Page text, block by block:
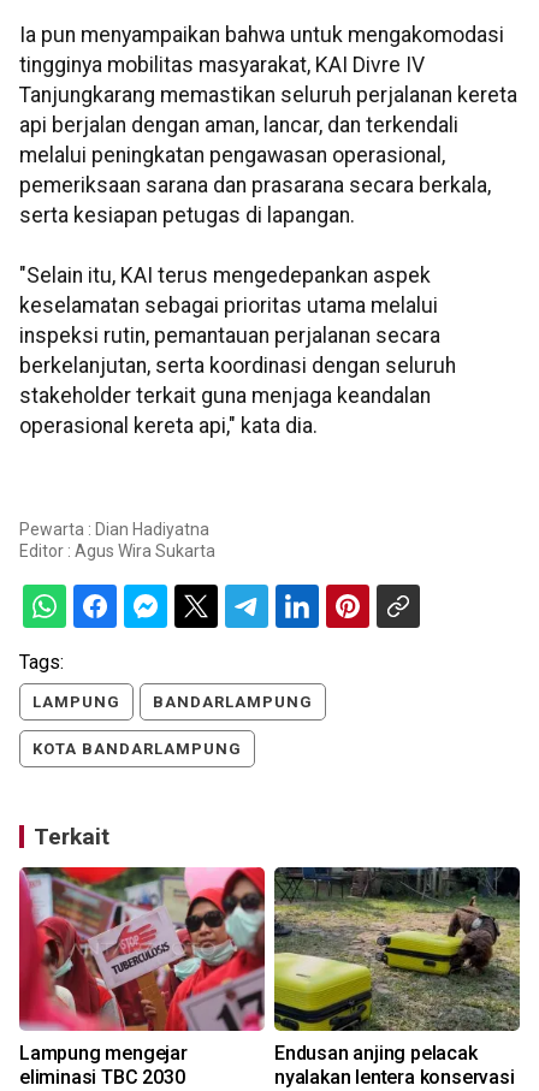
Ia pun menyampaikan bahwa untuk mengakomodasi
tingginya mobilitas masyarakat, KAI Divre IV
Tanjungkarang memastikan seluruh perjalanan kereta
api berjalan dengan aman, lancar, dan terkendali
melalui peningkatan pengawasan operasional,
pemeriksaan sarana dan prasarana secara berkala,
serta kesiapan petugas di lapangan.
"Selain itu, KAI terus mengedepankan aspek
keselamatan sebagai prioritas utama melalui
inspeksi rutin, pemantauan perjalanan secara
berkelanjutan, serta koordinasi dengan seluruh
stakeholder terkait guna menjaga keandalan
operasional kereta api," kata dia.
Pewarta : Dian Hadiyatna
Editor : Agus Wira Sukarta
Tags:
LAMPUNG BANDARLAMPUNG
KOTA BANDARLAMPUNG
Terkait
Lampung mengejar
eliminasi TBC 2030
Endusan anjing pelacak
nyalakan lentera konservasi